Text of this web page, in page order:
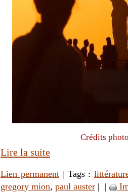
Crédits
Lire la suite
Lien permanent| Tags :
gregory mion, paul auster | |